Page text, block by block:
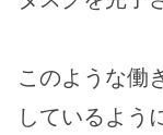
このような働
しているよう